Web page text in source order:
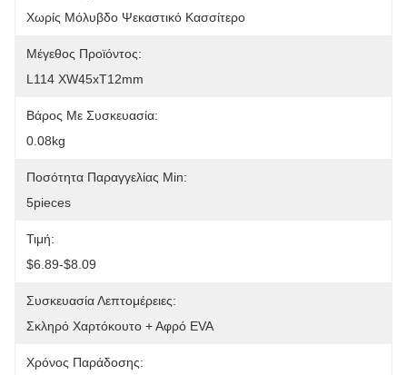
Χωρίς Μόλυβδο Ψεκαστικό Κασσίτερο
Μέγεθος Προϊόντος:
L114 XW45xT12mm
Βάρος Με Συσκευασία:
0.08kg
Ποσότητα Παραγγελίας Min:
5pieces
Τιμή:
$6.89-$8.09
Συσκευασία Λεπτομέρειες:
Σκληρό Χαρτόκουτο + Αφρό EVA
Χρόνος Παράδοσης: